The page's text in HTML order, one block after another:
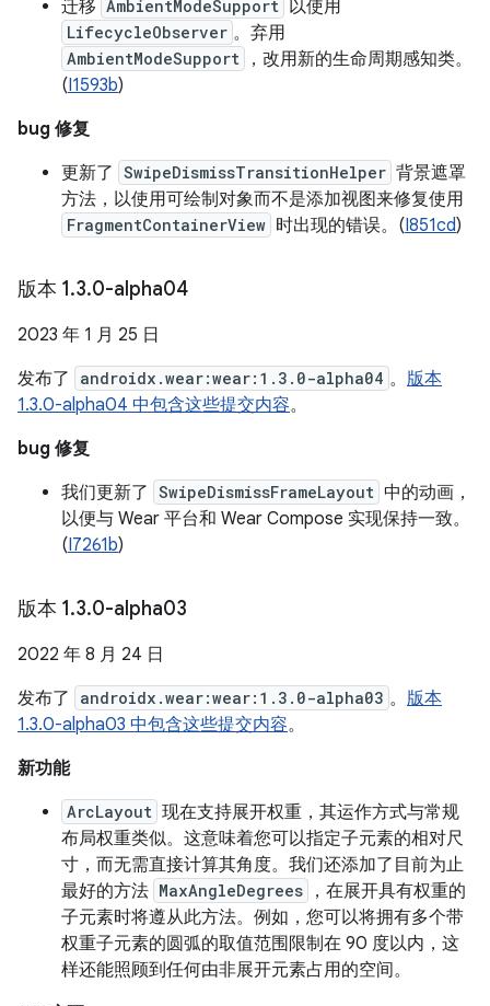
迁移 AmbientModeSupport 以使用
LifecycleObserver 。弃用
AmbientModeSupport
，改用新的生命周期感知类。
(I1593b)
bug 修复
更新了 SwipeDismissTransitionHelper 背景遮罩
方法，以使用可绘制对象而不是添加视图来修复使用
FragmentContainerView 时出现的错误。(I851cd)
版本 1.3.0-alpha04
2023 年 1 月 25 日
发布了
androidx.wear:wear:1.3.0-alpha04 。 版本
1.3.0-alpha04 中包含这些提交内容。
bug 修复
我们更新了 SwipeDismissFrameLayout 中的动画，
以便与 Wear 平台和 Wear Compose 实现保持一致。
(I7261b)
版本 1.3.0-alpha03
2022 年 8 月 24 日
发布了
androidx.wear:wear:1.3.0-alpha03 。 版本
1.3.0-alpha03 中包含这些提交内容。
新功能
ArcLayout 现在支持展开权重，其运作方式与常规
布局权重类似。这意味着您可以指定子元素的相对尺
寸，而无需直接计算其角度。我们还添加了目前为止
最好的方法 MaxAngleDegrees
，在展开具有权重的
子元素时将遵从此方法。例如，您可以将拥有多个带
权重子元素的圆弧的取值范围限制在 90 度以内，这
样还能照顾到任何由非展开元素占用的空间。